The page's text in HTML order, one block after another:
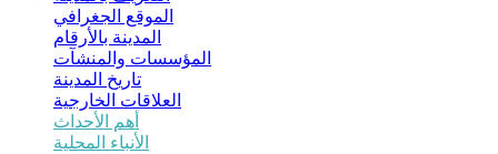
الموقع الجغرافي
المدينة بالأرقام
المؤسسات والمنشآت
تاريخ المدينة
العلاقات الخارجية
أهم الأحداث
الأنباء المحلية